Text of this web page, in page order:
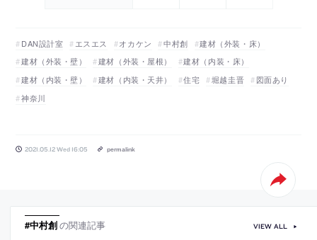
DAN設計室 エスエス オカケン 中村創
建材（外装・床）
建材（外装・壁）
建材（外装・屋根）
建材（内装・床）
建材（内装・壁）
建材（内装・天井） 住宅 堀越圭晋
図面あり
神奈川
2021.05.12 Wed 16:05 permalink
#中村創の関連記事 VIEW ALL